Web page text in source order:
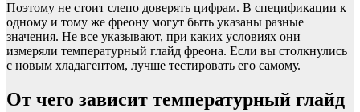
Поэтому не стоит слепо доверять цифрам. В спецификации к
одному и тому же фреону могут быть указаны разные
значения. Не все указывают, при каких условиях они
измеряли температурный глайд фреона. Если вы столкнулись
с новым хладагентом, лучше тестировать его самому.
От чего зависит температурный глайд